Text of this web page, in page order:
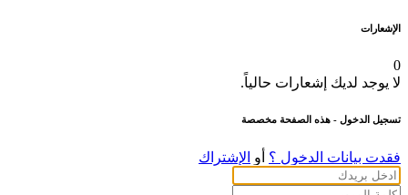
الإشعارات
0
لا يوجد لديك إشعارات حالياً.
تسجيل الدخول - هذه الصفحة مخصصة
فقدت بيانات الدخول ؟ أو الإشتراك